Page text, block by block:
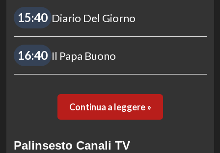
15:40 Diario Del Giorno
16:40 Il Papa Buono
Continua a leggere »
Palinsesto Canali TV